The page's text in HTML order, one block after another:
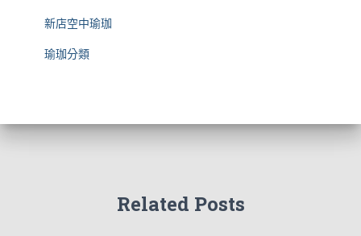
新店空中瑜珈
瑜珈分類
Related Posts